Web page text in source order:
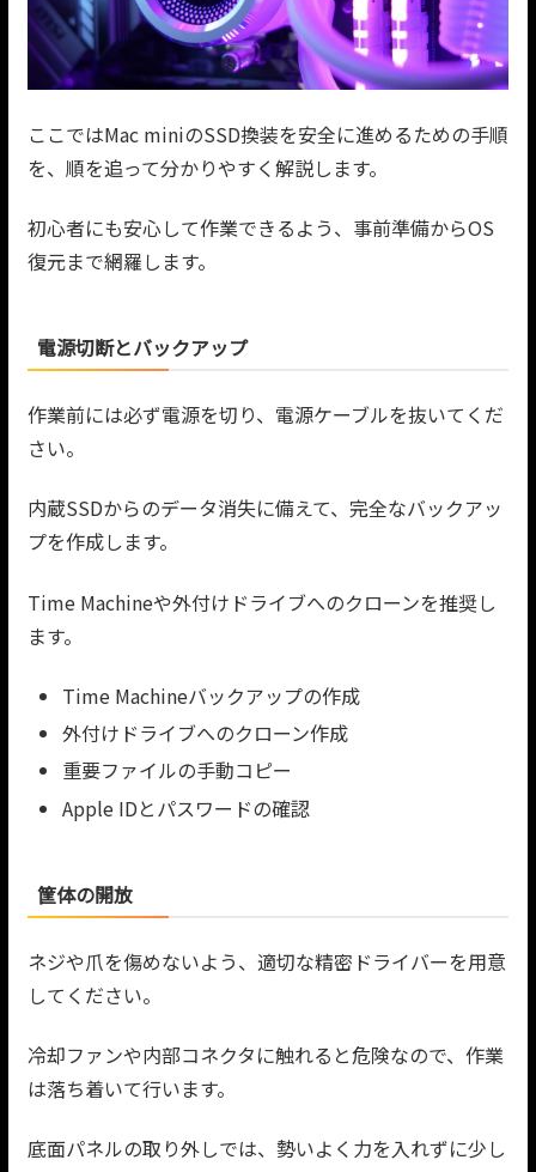
ここではMac miniのSSD換装を安全に進めるための手順
を、順を追って分かりやすく解説します。
初心者にも安心して作業できるよう、事前準備からOS
復元まで網羅します。
電源切断とバックアップ
作業前には必ず電源を切り、電源ケーブルを抜いてくだ
さい。
内蔵SSDからのデータ消失に備えて、完全なバックアッ
プを作成します。
Time Machineや外付けドライブへのクローンを推奨し
ます。
Time Machineバックアップの作成
外付けドライブへのクローン作成
重要ファイルの手動コピー
Apple IDとパスワードの確認
筐体の開放
ネジや爪を傷めないよう、適切な精密ドライバーを用意
してください。
冷却ファンや内部コネクタに触れると危険なので、作業
は落ち着いて行います。
底面パネルの取り外しでは、勢いよく力を入れずに少し